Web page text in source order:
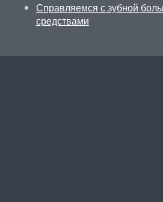
Справляемся с зубной
средствами